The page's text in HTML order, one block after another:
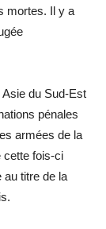
mortes. Il y a
du Sud-Est
pénales
armées de la
cette fois-ci
au titre de la